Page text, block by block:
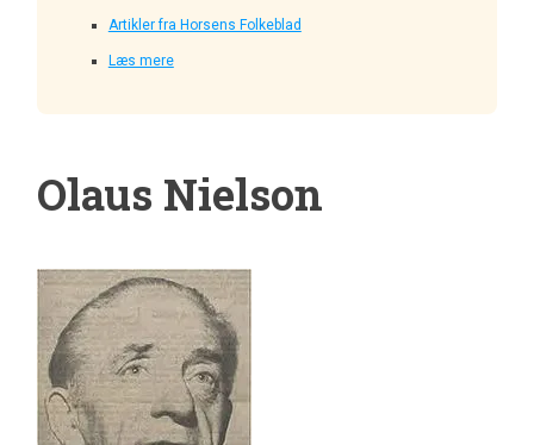
Artikler fra Horsens Folkeblad
Læs mere
Olaus Nielson